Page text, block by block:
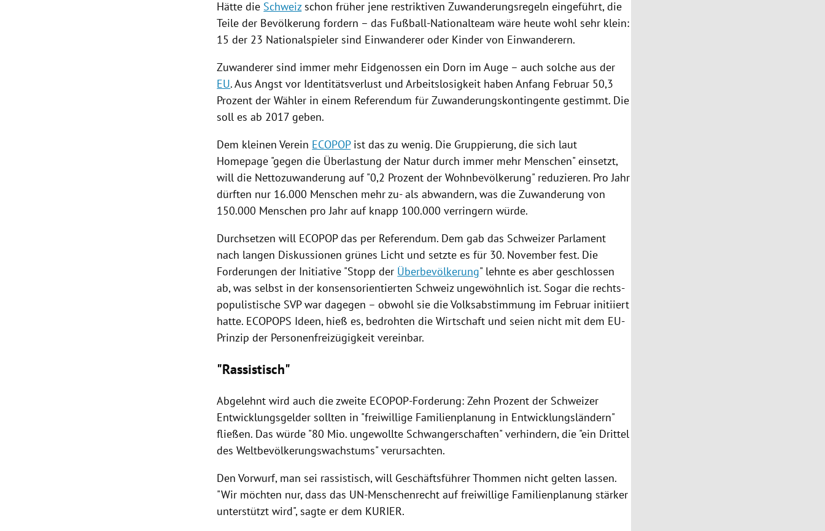
Hätte die Schweizschon früher jene restriktivenZuwanderungsregeln eingeführt, die
Teile der Bevölkerung fordern – das Fußball-Nationalteam wäre heute wohl sehr klein:
15 der 23 Nationalspieler sind Einwanderer oder Kinder von Einwanderern.
Zuwanderer sind immer mehr Eidgenossen ein Dorn im Auge – auch solche aus der
EU. Aus Angst vor Identitätsverlust und Arbeitslosigkeit haben Anfang Februar 50,3
Prozent der Wähler in einem Referendum für Zuwanderungskontingente gestimmt. Die
soll es ab 2017 geben.
Dem kleinen Verein ECOPOPist das zu wenig. Die Gruppierung, die sich laut
Homepage "gegen die Überlastung der Natur durch immer mehr Menschen" einsetzt,
will die Nettozuwanderung auf "0,2 Prozent der Wohnbevölkerung" reduzieren. Pro Jahr
dürften nur 16.000 Menschen mehr zu- als abwandern, was die Zuwanderung von
150.000 Menschen pro Jahr auf knapp 100.000 verringern würde.
Durchsetzen will ECOPOPdas per Referendum. Dem gab das Schweizer Parlament
nach langen Diskussionen grünes Licht und setzte es für 30. November fest. Die
Forderungen der Initiative "Stopp der Überbevölkerung" lehnte es aber geschlossen
ab, was selbst in der konsensorientierten Schweizungewöhnlich ist. Sogar die rechts-
populistische SVP war dagegen – obwohl sie dieVolksabstimmung im Februar initiiert
hatte. ECOPOPS Ideen, hieß es, bedrohten die Wirtschaft und seien nicht mit dem EU-
Prinzip der Personenfreizügigkeit vereinbar.
"Rassistisch"
Abgelehnt wird auch die zweite ECOPOP-Forderung: Zehn Prozent der Schweizer
Entwicklungsgelder sollten in "freiwillige Familienplanung in Entwicklungsländern"
fließen. Das würde "80 Mio. ungewollte Schwangerschaften" verhindern, die "ein Drittel
des Weltbevölkerungswachstums" verursachten.
Den Vorwurf, man sei rassistisch, will Geschäftsführer Thommen nicht gelten lassen.
"Wir möchten nur, dass das UN-Menschenrecht auf freiwillige Familienplanung stärker
unterstützt wird", sagte er dem KURIER.